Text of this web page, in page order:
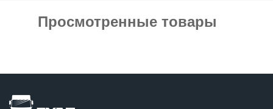
Просмотренные товары